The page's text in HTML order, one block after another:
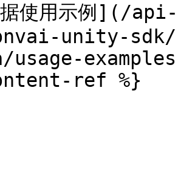
据使用示例](/
unity-
usage-
ref %}